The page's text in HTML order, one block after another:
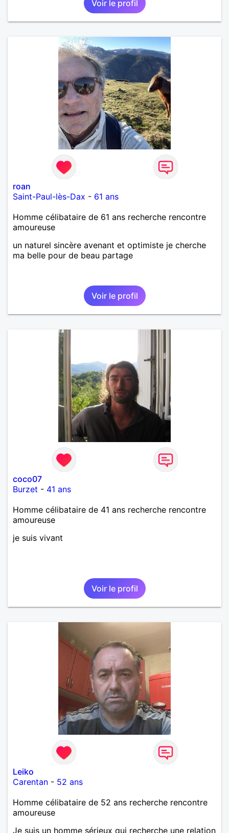
Voir le profil
roan
Saint-Paul-lès-Dax - 61 ans
Homme célibataire de 61 ans recherche rencontre
amoureuse
un naturel sincère avenant et optimiste je cherche
ma belle pour de beau partage
Voir le profil
coco07
Burzet - 41 ans
Homme célibataire de 41 ans recherche rencontre
amoureuse
je suis vivant
Voir le profil
Leiko
Carentan - 52 ans
Homme célibataire de 52 ans recherche rencontre
amoureuse
Je suis un homme sérieux qui recherche une relation